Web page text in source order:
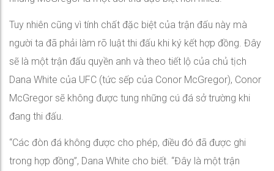
Tuy nhiên cũng vì tính chất đặc biệt của trận đấu này mà
người ta đã phải làm rõ luật thi đấu khi ký kết hợp đồng. Đây
sẽ là một trận đấu quyền anh và theo tiết lộ của chủ tịch
Dana White của UFC (tức sếp của Conor McGregor), Conor
McGregor sẽ không được tung những cú đá sở trường khi
đang thi đấu.
“Các đòn đá không được cho phép, điều đó đã được ghi
trong hợp đồng”, Dana White cho biết. “Đây là một trận